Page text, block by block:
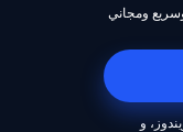
ومجاني